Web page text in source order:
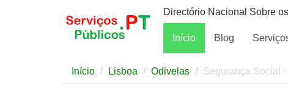
Directório Nacional Sobre
Início Blog
Início Lisboa Odivelas Segurança Social